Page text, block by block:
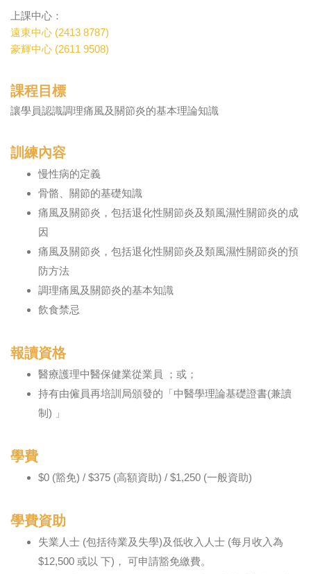
上課中心：
遠東中心 (2413 8787)
豪輝中心 (2611 9508)
課程目標
讓學員認識調理痛風及關節炎的基本理論知識
訓練內容
慢性病的定義
骨骼、關節的基礎知識
痛風及關節炎，包括退化性關節炎及類風濕性關節炎的成
因
痛風及關節炎，包括退化性關節炎及類風濕性關節炎的預
防方法
調理痛風及關節炎的基本知識
飲食禁忌
報讀資格
醫療護理中醫保健業從業員 ；或；
持有由僱員再培訓局頒發的「中醫學理論基礎證書(兼讀
制) 」
學費
$0 (豁免) / $375 (高額資助) / $1,250 (一般資助)
學費資助
失業人士 (包括待業及失學)及低收入人士 (每月收入為
$12,500 或以 下)， 可申請豁免繳費。